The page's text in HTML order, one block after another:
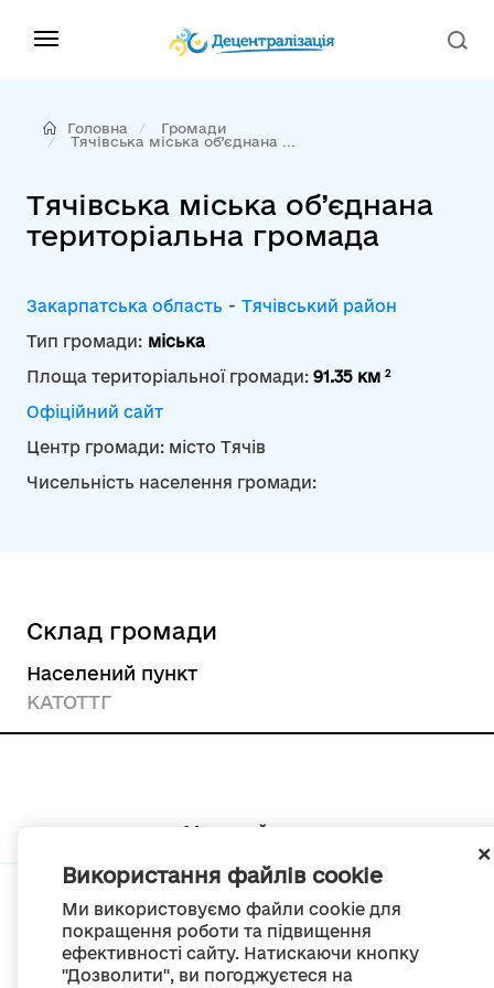
Використання файлів cookie
Ми використовуємо файли cookie для
покращення роботи та підвищення
ефективності сайту. Натискаючи кнопку
"Дозволити", ви погоджуєтеся на
Головна
Громади
Тячівська міська об’єднана ...
Тячівська міська об’єднана
територіальна громада
Закарпатська область - Тячівський район
Тип громади: міська
Площа територіальної громади: 91.35 км 2
Офіційний сайт
Центр громади: місто Тячів
Чисельність населення громади:
Склад громади
Населений пункт
КАТОТТГ
Мапа сайту
© Портал «Децентралізація», 2022